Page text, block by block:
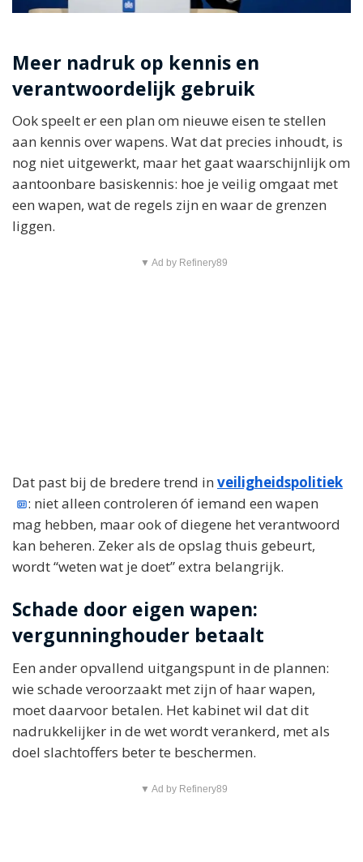
Meer nadruk op kennis en
verantwoordelijk gebruik
Ook speelt er een plan om nieuwe eisen te stellen
aan kennis over wapens. Wat dat precies inhoudt, is
nog niet uitgewerkt, maar het gaat waarschijnlijk om
aantoonbare basiskennis: hoe je veilig omgaat met
een wapen, wat de regels zijn en waar de grenzen
liggen.
▼ Ad by Refinery89
Dat past bij de bredere trend in veiligheidspolitiek
: niet alleen controleren óf iemand een wapen
mag hebben, maar ook of diegene het verantwoord
kan beheren. Zeker als de opslag thuis gebeurt,
wordt “weten wat je doet” extra belangrijk.
Schade door eigen wapen:
vergunninghouder betaalt
Een ander opvallend uitgangspunt in de plannen:
wie schade veroorzaakt met zijn of haar wapen,
moet daarvoor betalen. Het kabinet wil dat dit
nadrukkelijker in de wet wordt verankerd, met als
doel slachtoffers beter te beschermen.
▼ Ad by Refinery89